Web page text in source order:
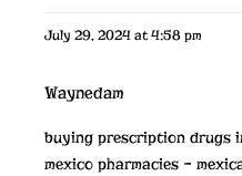
July 29, 2024 at 4:58 pm
Waynedam
buying prescription drugs
mexico pharmacies –